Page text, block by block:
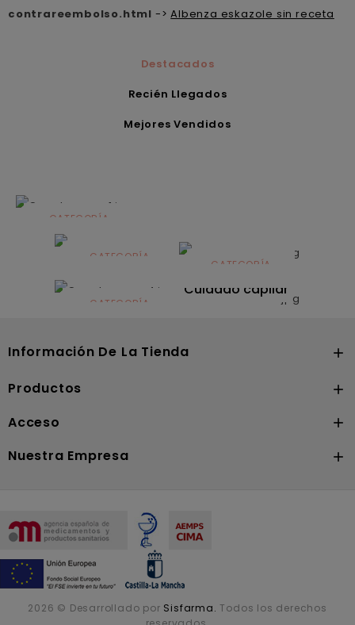
contrareembolso.html ->Albenza eskazole sin receta
Destacados
Recién Llegados
Mejores Vendidos
CATEGORÍA
Alimentación
infantilCATEGORÍA
Dermocosmética
CATEGORÍA
Solares
CATEGORÍA
Cuidado capilar
Información De La Tienda 
Productos 
Acceso 
Nuestra Empresa 
2026 © Desarrollado por Sisfarma. Todos los derechos